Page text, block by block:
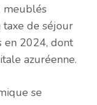
meublés
taxe de séjour
en 2024, dont
azuréenne.
se